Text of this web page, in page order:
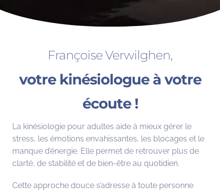
Françoise Verwilghen,
votre kinésiologue à votre
écoute !
La kinésiologie pour adultes aide à mieux gérer le
stress, les émotions envahissantes, les blocages et le
manque d’énergie. Elle permet de retrouver plus de
clarté, de stabilité et de bien-être au quotidien.
Cette approche douce s’adresse à toute personne